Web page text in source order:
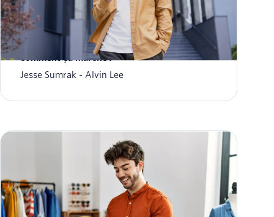
Vérification par SMS : de quoi s'agit-il et
comment ça marche ?
Jesse Sumrak
Alvin Lee